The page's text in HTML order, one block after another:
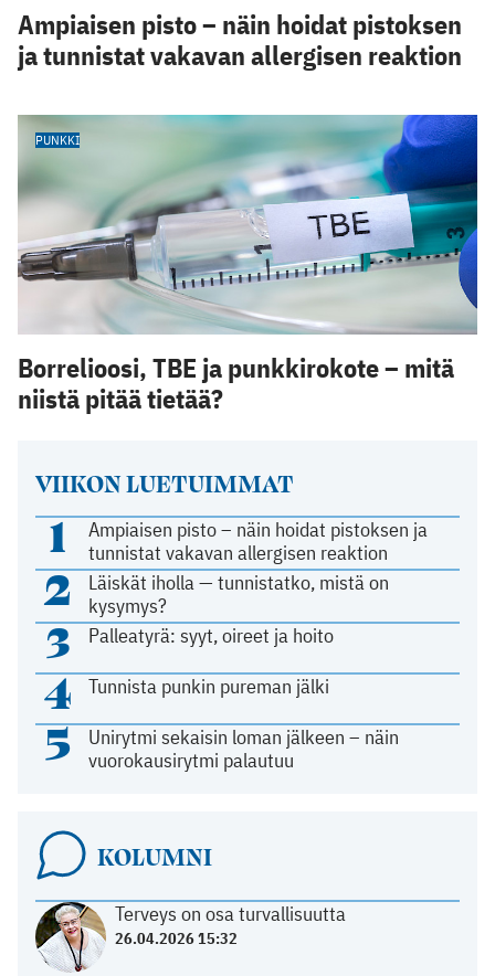
VIIKON LUETUIMMAT
1
Ampiaisen pisto – näin hoidat pistoksen ja
tunnistat vakavan allergisen reaktion
2
Läiskät iholla — tunnistatko, mistä on
kysymys?
3 Palleatyrä: syyt, oireet ja hoito
4 Tunnista punkin pureman jälki
5
Unirytmi sekaisin loman jälkeen – näin
vuorokausirytmi palautuu
KOLUMNI
Terveys on osa turvallisuutta
26.04.2026 15:32
Ampiaisen pisto – näin hoidat pistoksen
ja tunnistat vakavan allergisen reaktion
PUNKKI
Borrelioosi, TBE ja punkkirokote – mitä
niistä pitää tietää?